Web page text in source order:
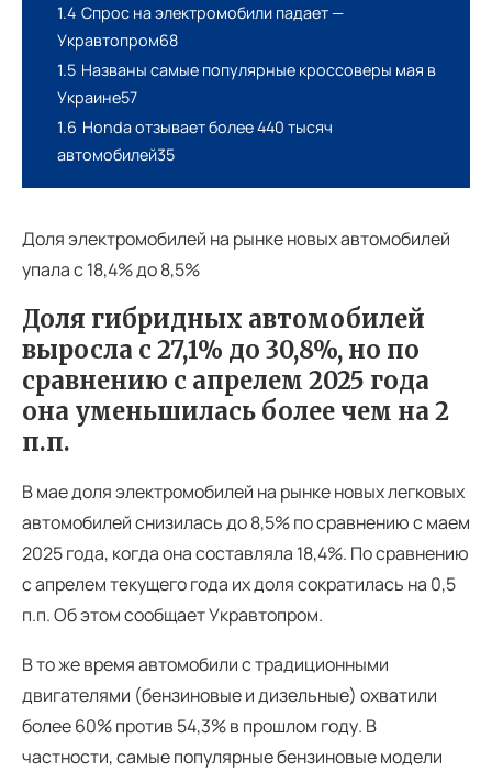
1.4 Спрос на электромобили падает —
Укравтопром68
1.5 Названы самые популярные кроссоверы мая в
Украине57
1.6 Honda отзывает более 440 тысяч
автомобилей35
Доля электромобилей на рынке новых автомобилей
упала с 18,4% до 8,5%
Доля гибридных автомобилей
выросла с 27,1% до 30,8%, но по
сравнению с апрелем 2025 года
она уменьшилась более чем на 2
п.п.
В мае доля электромобилей на рынке новых легковых
автомобилей снизилась до 8,5% по сравнению с маем
2025 года, когда она составляла 18,4%. По сравнению
с апрелем текущего года их доля сократилась на 0,5
п.п. Об этом сообщает Укравтопром.
В то же время автомобили с традиционными
двигателями (бензиновые и дизельные) охватили
более 60% против 54,3% в прошлом году. В
частности, самые популярные бензиновые модели